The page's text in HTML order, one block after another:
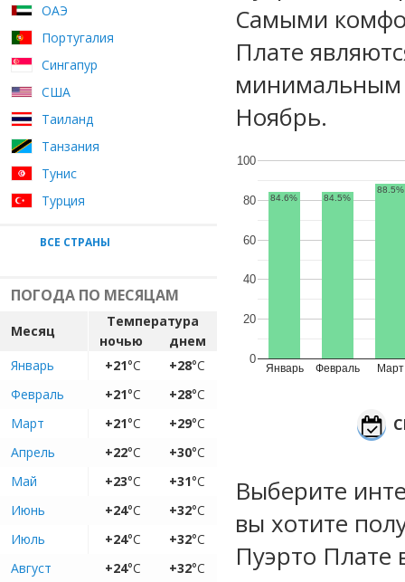
ОАЭ
Португалия
Сингапур
США
Таиланд
Танзания
Тунис
Турция
ВСЕ СТРАНЫ
ПОГОДА ПО МЕСЯЦАМ
Месяц
Температура
ночью
днем
Январь
+21°C +28°C
Февраль
+21°C +28°C
Март
+21°C +29°C
Апрель
+22°C +30°C
Май
+23°C +31°C
Июнь
+24°C +32°C
Июль
+24°C +32°C
Август
+24°C +32°C
Самыми
Плате
минимальным
Ноябрь.
Январь Февраль Март
0
20
40
60
80
100
84.6% 84.5%
88.5%
Выберите
вы хотите
Пуэрто Плате